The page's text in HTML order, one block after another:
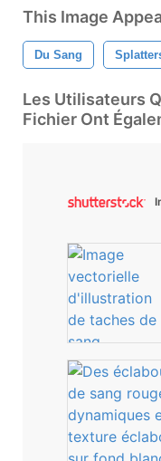
This Image
Du Sang
Les Utilisateurs
Fichier Ont